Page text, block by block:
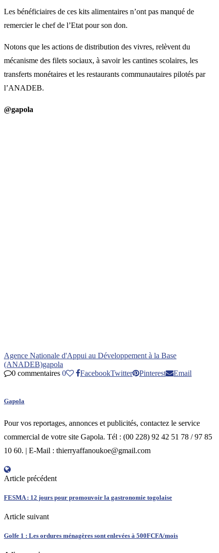
Les bénéficiaires de ces kits alimentaires n’ont pas manqué de
remercier le chef de l’Etat pour son don.
Notons que les actions de distribution des vivres, relèvent du
mécanisme des filets sociaux, à savoir les cantines scolaires, les
transferts monétaires et les restaurants communautaires pilotés par
l’ANADEB.
@gapola
Agence Nationale d'Appui au Développement à la Base
(ANADEB)gapola
0 commentaires 0 FacebookTwitter Pinterest Email
Gapola
Pour vos reportages, annonces et publicités, contactez le service
commercial de votre site Gapola. Tél : (00 228) 92 42 51 78 / 97 85
10 60. | E-Mail : thierryaffanoukoe@gmail.com
Article précédent
FESMA : 12 jours pour promouvoir la gastronomie togolaise
Article suivant
Golfe 1 : Les ordures ménagères sont enlevées à 500FCFA/mois